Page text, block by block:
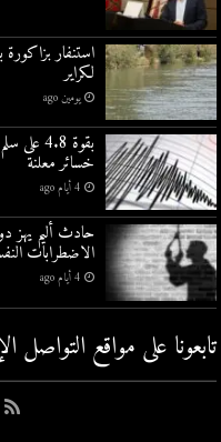
استنفار
لكراير
يومين ago
بقوة
خسائر معلنة
4 أيام ago
حادث أليم يهز
الاضطرابات
4 أيام ago
تابعونا على مواقع